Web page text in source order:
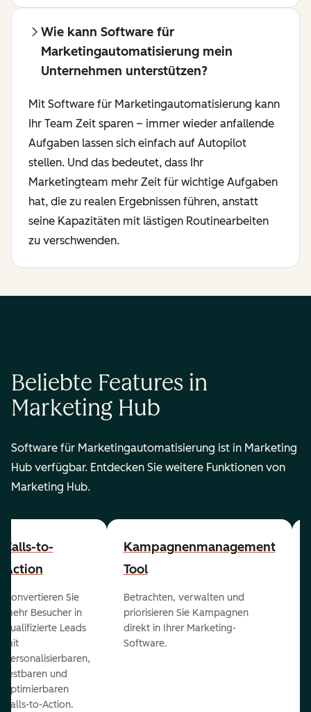
Wie kann Software für
Marketingautomatisierung mein
Unternehmen unterstützen?
Mit Software für Marketingautomatisierung kann
Ihr Team Zeit sparen – immer wieder anfallende
Aufgaben lassen sich einfach auf Autopilot
stellen. Und das bedeutet, dass Ihr
Marketingteam mehr Zeit für wichtige Aufgaben
hat, die zu realen Ergebnissen führen, anstatt
seine Kapazitäten mit lästigen Routinearbeiten
zu verschwenden.
Beliebte Features in
Marketing Hub
Software für Marketingautomatisierung ist in Marketing
Hub verfügbar. Entdecken Sie weitere Funktionen von
Marketing Hub.
Calls-to-
Action
Konvertieren Sie
mehr Besucher in
qualifizierte Leads
mit
personalisierbaren,
testbaren und
optimierbaren
Calls-to-Action.
Kampagnenmanagement
Tool
Betrachten, verwalten und
priorisieren Sie Kampagnen
direkt in Ihrer Marketing-
Software.